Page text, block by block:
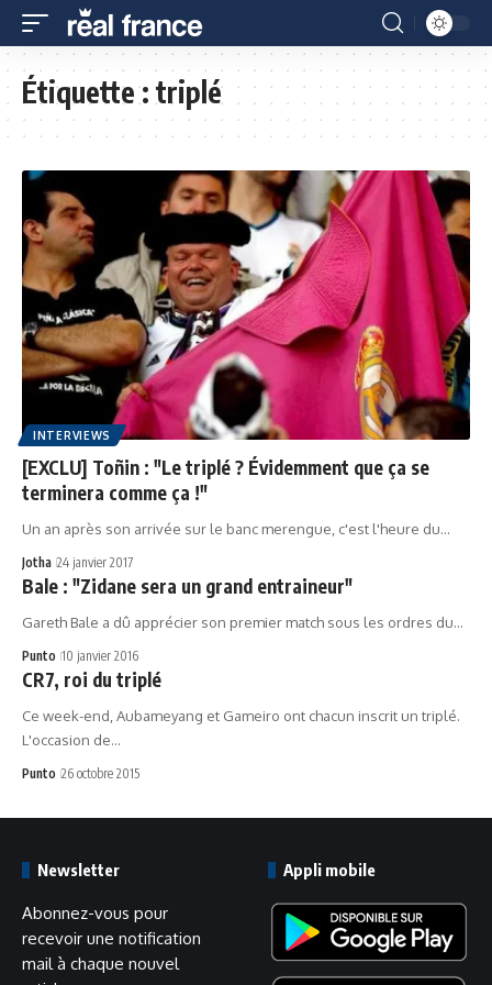
Étiquette :triplé
INTERVIEWS
[EXCLU] Toñin : "Le triplé ? Évidemment que ça se
terminera comme ça !"
Un an après son arrivée sur le banc merengue, c'est l'heure du…
Jotha 24 janvier 2017
Bale : "Zidane sera un grand entraineur"
Gareth Bale a dû apprécier son premier match sous les ordres du…
Punto 10 janvier 2016
CR7, roi du triplé
Ce week-end, Aubameyang et Gameiro ont chacun inscrit un triplé.
L'occasion de…
Punto 26 octobre 2015
Newsletter
Abonnez-vous pour
recevoir une notification
mail à chaque nouvel
Appli mobile